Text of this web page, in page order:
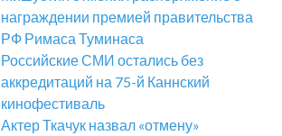
награждении премией правительства
РФ Римаса Туминаса
Российские СМИ остались без
аккредитаций на 75-й Каннский
кинофестиваль
Актер Ткачук назвал «отмену»